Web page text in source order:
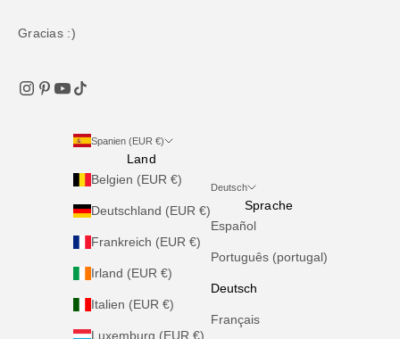
Gracias :)
Spanien (EUR €)
Land
Belgien (EUR €)
Deutschland (EUR €)
Frankreich (EUR €)
Irland (EUR €)
Italien (EUR €)
Luxemburg (EUR €)
Deutsch
Sprache
Español
Português (portugal)
Deutsch
Français